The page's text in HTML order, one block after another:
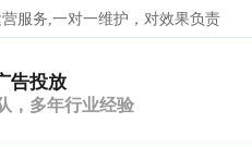
服务,一对一维护，对效果负责
告投放
，多年行业经验